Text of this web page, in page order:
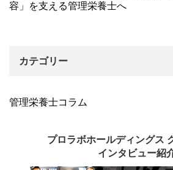
容」を支える管理栄養士へ
カテゴリー
管理栄養士コラム
プロラボホールディングス
インタビュー紹